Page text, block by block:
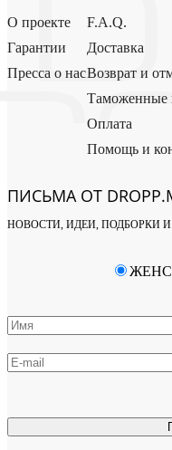
О проекте
Гарантии
Пресса о нас
F.A.Q.
Доставка
Возврат и
Оплата
Помощь и
ПИСЬМА ОТ
НОВОСТИ, ИДЕИ, ПОДБОРКИ